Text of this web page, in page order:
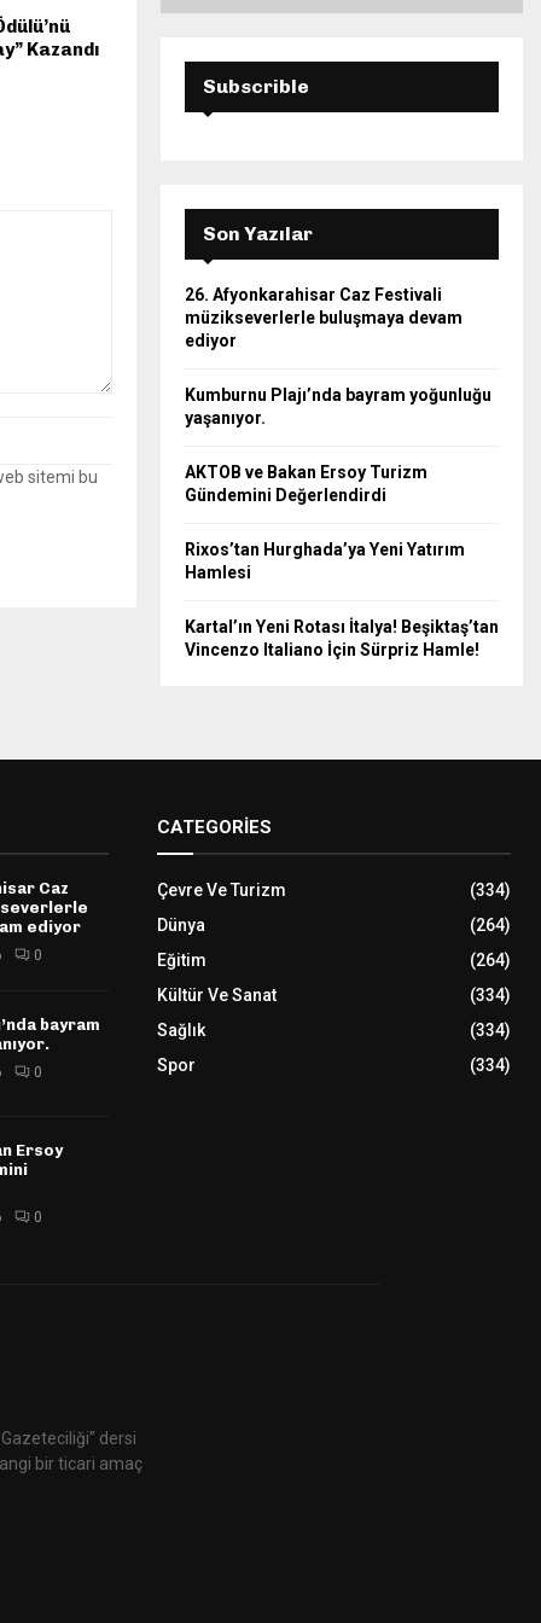
Kazandı
sitemi bu
Subscrible
Son Yazılar
26. Afyonkarahisar Caz Festivali
müzikseverlerle buluşmaya devam
ediyor
Kumburnu Plajı’nda bayram yoğunluğu
yaşanıyor.
AKTOB ve Bakan Ersoy Turizm
Gündemini Değerlendirdi
Rixos’tan Hurghada’ya Yeni Yatırım
Hamlesi
Kartal’ın Yeni Rotası İtalya! Beşiktaş’tan
Vincenzo Italiano İçin Sürpriz Hamle!
Caz
ediyor
0
bayram
0
Ersoy
0
CATEGORIES
Çevre Ve Turizm
(334)
Dünya
(264)
Eğitim
(264)
Kültür Ve Sanat
(334)
Sağlık
(334)
Spor
(334)
dersi
bir ticari amaç